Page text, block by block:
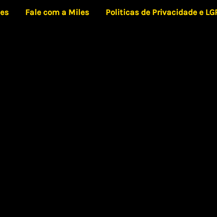
Fale com a Miles Politicas de Privacidade e